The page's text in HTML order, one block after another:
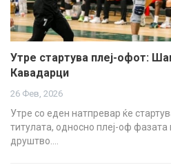
Утре стартува плеј-офот:
Кавадарци
26 Фев, 2026
Утре со еден натпревар ќе
титулата, односно плеј-оф фазата
друштво.…